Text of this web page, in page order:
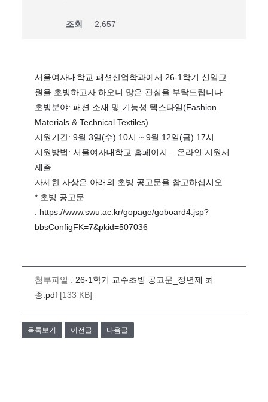
조회 2,657
서울여자대학교 패션산업학과에서 26-1학기 신임교
원을 초빙하고자 하오니 많은 관심을 부탁드립니다.
초빙분야: 패션 소재 및 기능성 텍스타일(Fashion
Materials & Technical Textiles)
지원기간: 9월 3일(수) 10시 ~ 9월 12일(금) 17시
지원방법: 서울여자대학교 홈페이지 – 온라인 지원서
제출
자세한 사상은 아래의 초빙 공고문을 참고하십시오.
* 초빙 공고문
: https://www.swu.ac.kr/gopage/goboard4.jsp?
bbsConfigFK=7&pkid=507036
첨부파일 : 26-1학기 교수초빙 공고문_정년제 최
종.pdf[133 KB]
목록보기 이전글 다음글